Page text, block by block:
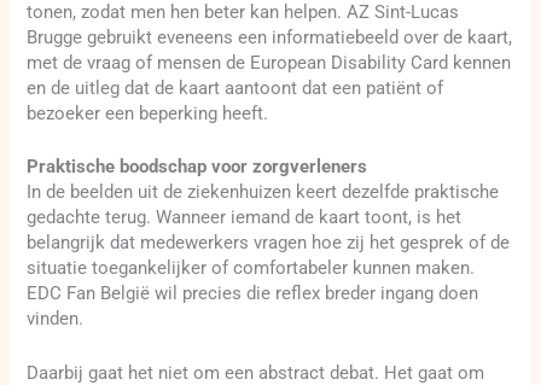
tonen, zodat men hen beter kan helpen. AZ Sint-Lucas
Brugge gebruikt eveneens een informatiebeeld over de kaart,
met de vraag of mensen de European Disability Card kennen
en de uitleg dat de kaart aantoont dat een patiënt of
bezoeker een beperking heeft.
Praktische boodschap voor zorgverleners
In de beelden uit de ziekenhuizen keert dezelfde praktische
gedachte terug. Wanneer iemand de kaart toont, is het
belangrijk dat medewerkers vragen hoe zij het gesprek of de
situatie toegankelijker of comfortabeler kunnen maken.
EDC Fan België wil precies die reflex breder ingang doen
vinden.
Daarbij gaat het niet om een abstract debat. Het gaat om